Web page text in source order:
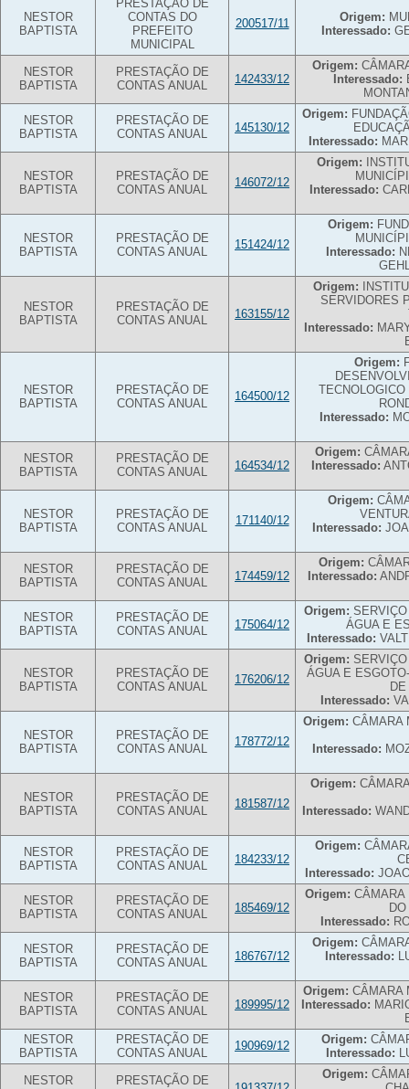
NESTOR
BAPTISTA
PRESTAÇÃO DE
CONTAS DO
PREFEITO
MUNICIPAL
200517/11 Origem:
Interessado:
NESTOR
BAPTISTA
PRESTAÇÃO DE
CONTAS ANUAL
142433/12
Origem:
Interessado:
NESTOR
BAPTISTA
PRESTAÇÃO DE
CONTAS ANUAL
145130/12
Origem:
Interessado:
NESTOR
BAPTISTA
PRESTAÇÃO DE
CONTAS ANUAL
146072/12
Origem:
Interessado:
NESTOR
BAPTISTA
PRESTAÇÃO DE
CONTAS ANUAL
151424/12
Origem:
Interessado:
NESTOR
BAPTISTA
PRESTAÇÃO DE
CONTAS ANUAL
163155/12
Origem:
SERVIDORES
Interessado:
NESTOR
BAPTISTA
PRESTAÇÃO DE
CONTAS ANUAL
164500/12
Origem:
Interessado:
NESTOR
BAPTISTA
PRESTAÇÃO DE
CONTAS ANUAL
164534/12
Origem:
Interessado:
NESTOR
BAPTISTA
PRESTAÇÃO DE
CONTAS ANUAL
171140/12
Origem:
Interessado:
NESTOR
BAPTISTA
PRESTAÇÃO DE
CONTAS ANUAL
174459/12
Origem:
Interessado:
NESTOR
BAPTISTA
PRESTAÇÃO DE
CONTAS ANUAL
175064/12
Origem:
ÁGUA E
Interessado:
NESTOR
BAPTISTA
PRESTAÇÃO DE
CONTAS ANUAL
176206/12
Origem:
ÁGUA E
Interessado:
NESTOR
BAPTISTA
PRESTAÇÃO DE
CONTAS ANUAL
178772/12
Origem: CÂMARA
Interessado:
NESTOR
BAPTISTA
PRESTAÇÃO DE
CONTAS ANUAL
181587/12
Origem:
Interessado:
NESTOR
BAPTISTA
PRESTAÇÃO DE
CONTAS ANUAL
184233/12
Origem:
Interessado:
NESTOR
BAPTISTA
PRESTAÇÃO DE
CONTAS ANUAL
185469/12
Origem: CÂMARA
Interessado:
NESTOR
BAPTISTA
PRESTAÇÃO DE
CONTAS ANUAL
186767/12
Origem:
Interessado:
NESTOR
BAPTISTA
PRESTAÇÃO DE
CONTAS ANUAL
189995/12
Origem: CÂMARA
Interessado:
NESTOR
BAPTISTA
PRESTAÇÃO DE
CONTAS ANUAL
190969/12 Origem:
Interessado:
NESTOR
PRESTAÇÃO DE
Origem: